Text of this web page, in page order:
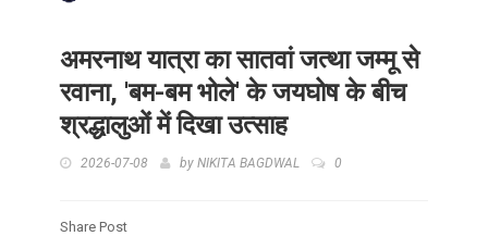
अमरनाथ यात्रा का सातवां जत्था जम्मू से
रवाना, 'बम-बम भोले' के जयघोष के बीच
श्रद्धालुओं में दिखा उत्साह
2026-07-08 by NIKITA BAGDWAL 0
Share Post